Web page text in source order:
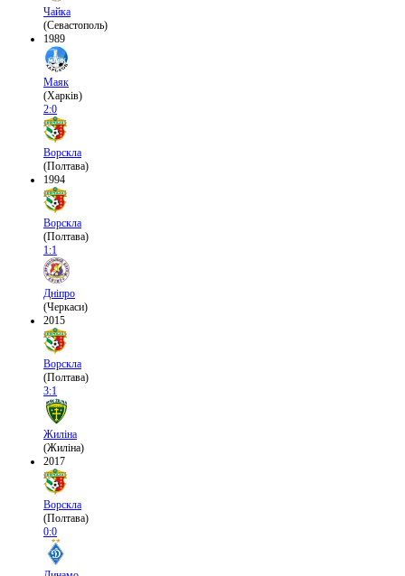
Чайка
(Севастополь)
1989
Маяк
(Харків)
2:0
Ворскла
(Полтава)
1994
Ворскла
(Полтава)
1:1
Дніпро
(Черкаси)
2015
Ворскла
(Полтава)
3:1
Жиліна
(Жиліна)
2017
Ворскла
(Полтава)
0:0